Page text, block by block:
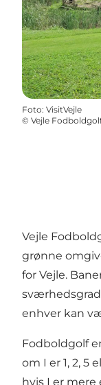
Foto: VisitVejle
© Vejle
Vejle
grønne
for Vejle.
enhver kan
Fodboldgolf
om I er 1, 2, 5
hvis I er mere